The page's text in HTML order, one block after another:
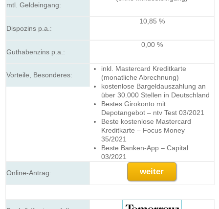
10,85 %
0,00 %
inkl. Mastercard Kreditkarte
(monatliche Abrechnung)
kostenlose Bargeldauszahlung an
über 30.000 Stellen in Deutschland
Bestes Girokonto mit
Depotangebot – ntv Test 03/2021
Beste kostenlose Mastercard
Kreditkarte – Focus Money
35/2021
Beste Banken-App – Capital
03/2021
weiter